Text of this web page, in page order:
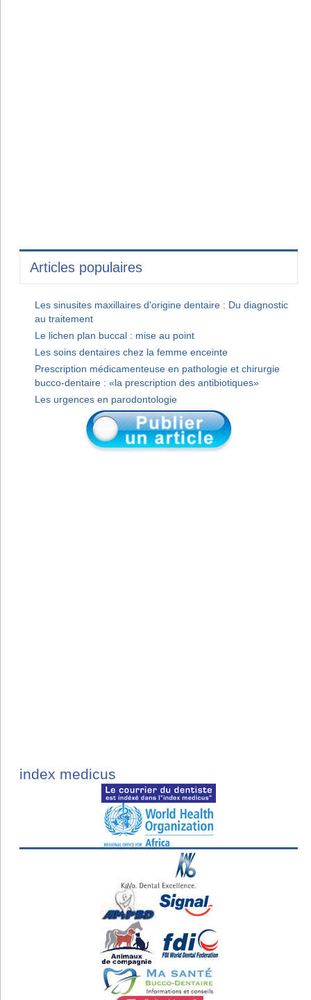
Articles populaires
Les sinusites maxillaires d'origine dentaire : Du diagnostic
au traitement
Le lichen plan buccal : mise au point
Les soins dentaires chez la femme enceinte
Prescription médicamenteuse en pathologie et chirurgie
bucco-dentaire : «la prescription des antibiotiques»
Les urgences en parodontologie
index medicus